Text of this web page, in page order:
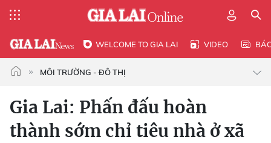
WELCOME TO GIA LAI VIDEO
MÔI TRƯỜNG - ĐÔ THỊ
Gia Lai: Phấn đấu hoàn
thành sớm chỉ tiêu nhà ở xã